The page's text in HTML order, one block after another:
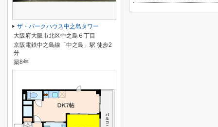
ザ・パークハウス中之島タワー
大阪府大阪市北区中之島６丁目
京阪電鉄中之島線「中之島」駅 徒歩2
分
築8年